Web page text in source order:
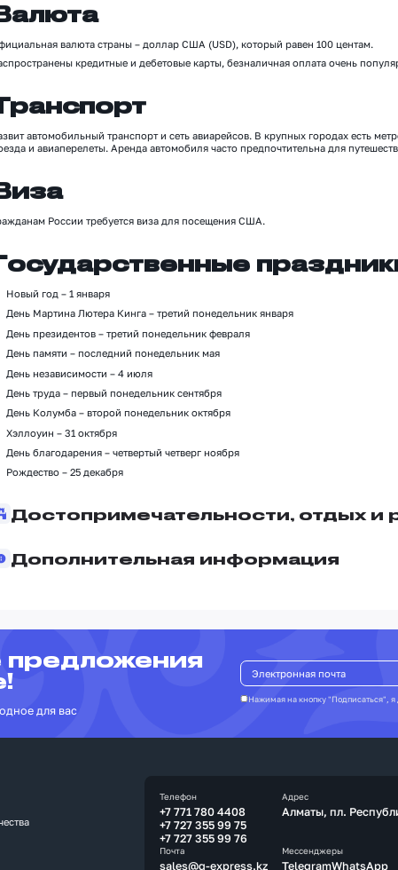
валюта страны – доллар США (USD), который равен 100 центам.
кредитные и дебетовые карты, безналичная оплата очень
автомобильный транспорт и сеть авиарейсов. В крупных городах есть
и авиаперелеты. Аренда автомобиля часто предпочтительна для
России требуется виза для посещения США.
Новый год – 1 января
День Мартина Лютера Кинга – третий понедельник января
День президентов –третий понедельник февраля
День памяти –последний понедельник мая
День независимости – 4 июля
День труда –первый понедельник сентября
День Колумба – второй понедельник октября
Хэллоуин – 31 октября
День благодарения – четвертый четверг ноября
Рождество – 25 декабря
Достопримечательности, отдых и
Дополнительная информация
предложения
для вас
Нажимая на кнопку "Подписаться", я
Телефон
+7 771 780 4408
+7 727 355 99 75
+7 727 355 99 76
Адрес
Алматы, пл.
Почта
sales@q-express.kz
Мессенджеры
TelegramWhatsApp